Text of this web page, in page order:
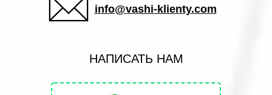
info@vashi-klienty.com
НАПИСАТЬ НАМ